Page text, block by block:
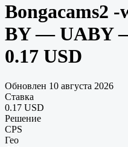
Bongacams2
BY — UABY
0.17 USD
Обновлен 10 августа 2026
Ставка
0.17 USD
Решение
CPS
Гео